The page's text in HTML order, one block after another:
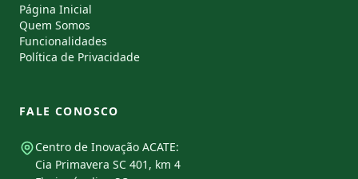
Página Inicial
Quem Somos
Funcionalidades
Política de Privacidade
FALE CONOSCO
Centro de Inovação ACATE:
Cia Primavera SC 401, km 4